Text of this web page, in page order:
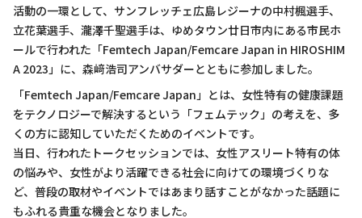
活動の一環として、サンフレッチェ広島レジーナの中村楓選手、
立花葉選手、瀧澤千聖選手は、ゆめタウン廿日市内にある市民ホ
ールで行われた「Femtech Japan/Femcare Japan in HIROSHIM
A 2023」に、森﨑浩司アンバサダーとともに参加しました。
「Femtech Japan/Femcare Japan」とは、女性特有の健康課題
をテクノロジーで解決するという「フェムテック」の考えを、多
くの方に認知していただくためのイベントです。
当日、行われたトークセッションでは、女性アスリート特有の体
の悩みや、女性がより活躍できる社会に向けての環境づくりな
ど、普段の取材やイベントではあまり話すことがなかった話題に
もふれる貴重な機会となりました。